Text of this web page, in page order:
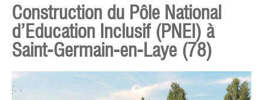
Construction du Pôle National
d’Education Inclusif (PNEI) à
Saint-Germain-en-Laye (78)